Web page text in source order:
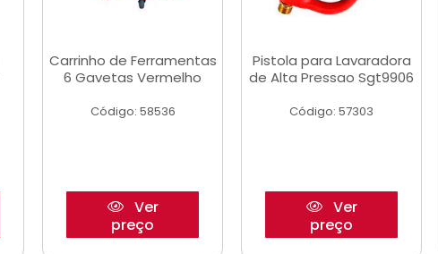
Carrinho de Ferramentas
6 Gavetas Vermelho
Código: 58536
Ver
preço
Pistola para Lavaradora
de Alta Pressao Sgt9906
Código: 57303
Ver
preço